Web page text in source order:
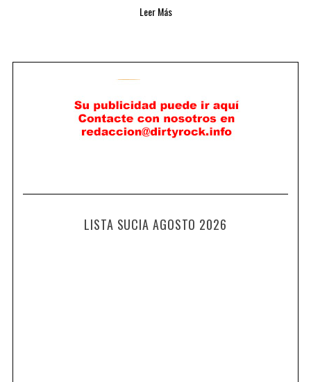
Leer Más
LISTA SUCIA AGOSTO 2026